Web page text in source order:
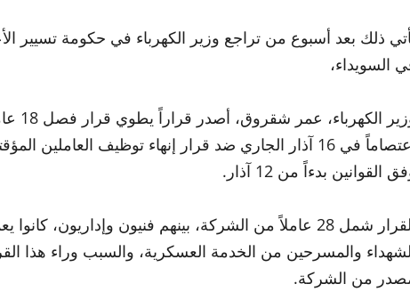
ذلك بعد أسبوع من تراجع وزير الكهرباء في حكومة
السويداء،
اعتصاماً في 16 آذار الجاري ضد قرار إنهاء توظيف
القوانين بدءاً من 12 آذار.
القرار شمل 28 عاملاً من الشركة، بينهم فنيون
والمسرحين من الخدمة العسكرية، والسبب وراء هذا
من الشركة.